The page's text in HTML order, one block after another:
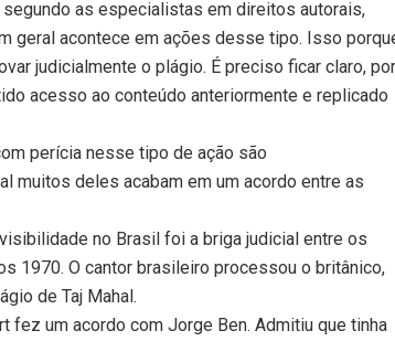
as especialistas em direitos autorais,
geral acontece em ações desse tipo. Isso
judicialmente o plágio. É preciso ficar claro, por
acesso ao conteúdo anteriormente e replicado
perícia nesse tipo de ação são
muitos deles acabam em um acordo entre as
no Brasil foi a briga judicial entre os
1970. O cantor brasileiro processou o britânico,
de Taj Mahal.
fez um acordo com Jorge Ben. Admitiu que tinha